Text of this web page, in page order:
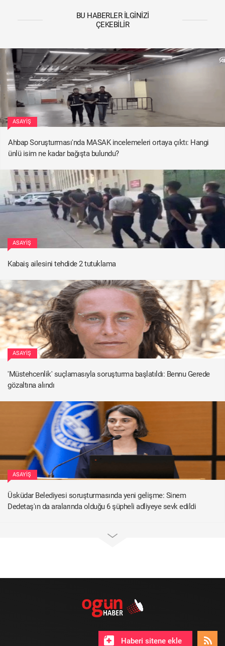
BU HABERLER İLGINIZI
ÇEKEBILIR
ASAYIŞ
Ahbap Soruşturması'nda MASAK incelemeleri ortaya çıktı: Hangi
ünlü isim ne kadar bağışta bulundu?
ASAYIŞ
Kabaiş ailesini tehdide 2 tutuklama
ASAYIŞ
'Müstehcenlik' suçlamasıyla soruşturma başlatıldı: Bennu Gerede
gözaltına alındı
ASAYIŞ
Üsküdar Belediyesi soruşturmasında yeni gelişme: Sinem
Dedetaş'ın da aralarında olduğu 6 şüpheli adliyeye sevk edildi
Haberi sitene ekle